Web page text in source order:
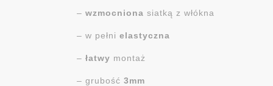
– wzmocniona siatką z włókna
– w pełni elastyczna
– łatwy montaż
– grubość 3mm